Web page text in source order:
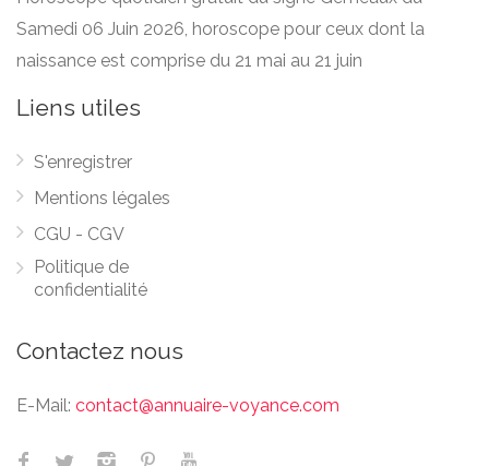
Samedi 06 Juin 2026, horoscope pour ceux dont la
naissance est comprise du 21 mai au 21 juin
Liens utiles
S'enregistrer
Mentions légales
CGU - CGV
Politique de
confidentialité
Contactez nous
E-Mail: contact@annuaire-voyance.com